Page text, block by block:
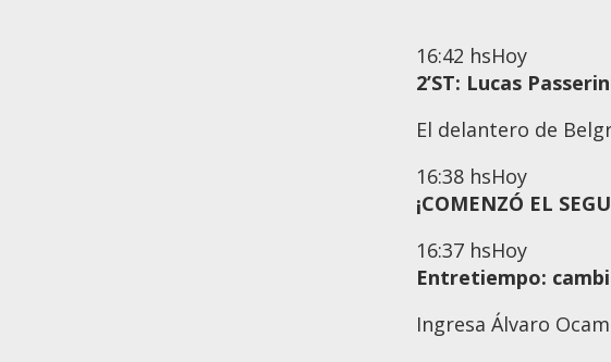
16:42 hsHoy
2’ST: Lucas
El delantero de
16:38 hsHoy
¡COMENZÓ EL
16:37 hsHoy
Entretiempo:
Ingresa Álvaro